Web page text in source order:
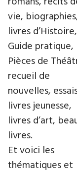
vie,
livres d’Histoire,
Guide pratique,
Pièces de
recueil de
nouvelles,
livres jeunesse,
livres d’art,
livres.
Et voici les
thématiques et